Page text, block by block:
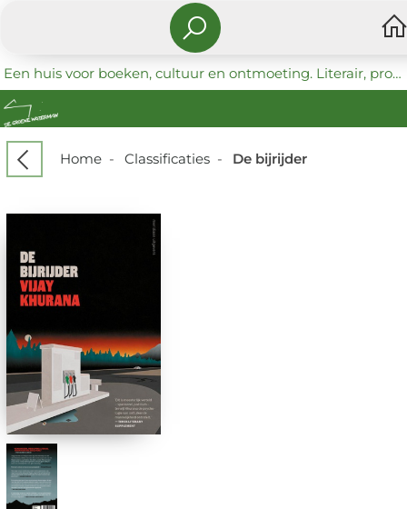
Een huis voor boeken, cultuur en ontmoeting. Literair, progressief en coöperatief.
Home- Classificaties- De bijrijder